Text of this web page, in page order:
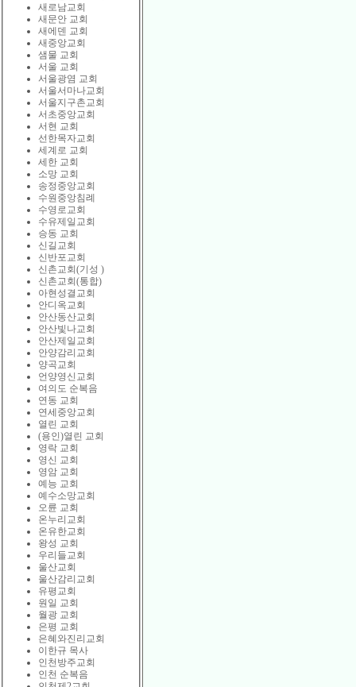
새로남교회
새문안 교회
새에덴 교회
새중앙교회
샘물 교회
서울 교회
서울광염 교회
서울서마나교회
서울지구촌교회
서초중앙교회
서현 교회
선한목자교회
세계로 교회
세한 교회
소망 교회
송정중앙교회
수원중앙침례
수영로교회
수유제일교회
승동 교회
신길교회
신반포교회
신촌교회(기성 )
신촌교회(통합)
아현성결교회
안디옥교회
안산동산교회
안산빛나교회
안산제일교회
안양감리교회
양곡교회
언양영신교회
여의도 순복음
연동 교회
연세중앙교회
열린 교회
(용인)열린 교회
영락 교회
영신 교회
영암 교회
예능 교회
예수소망교회
오륜 교회
온누리교회
온유한교회
왕성 교회
우리들교회
울산교회
울산감리교회
유평교회
원일 교회
월광 교회
은평 교회
은혜와진리교회
이한규 목사
인천방주교회
인천 순복음